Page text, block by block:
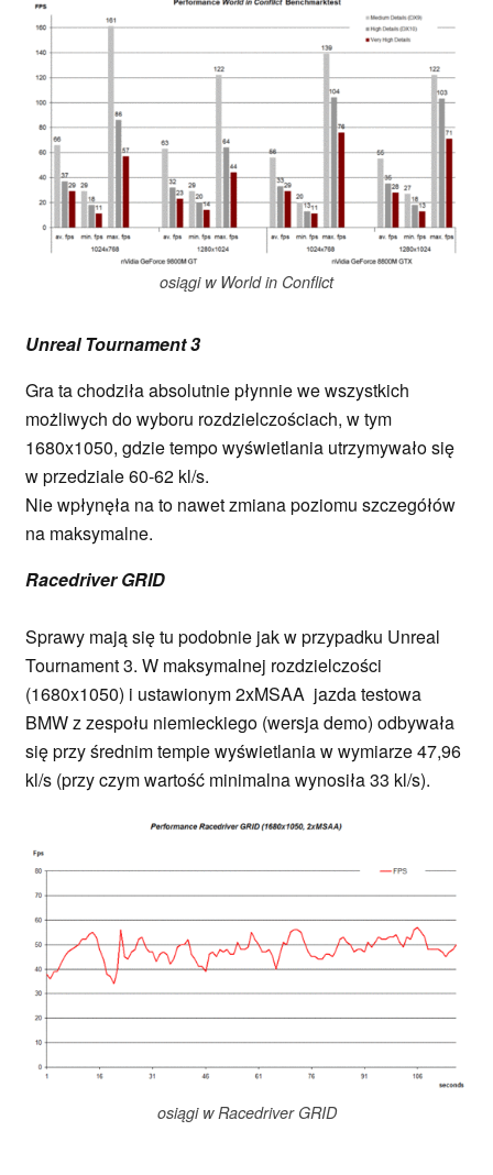
osiągi w World in Conflict
Unreal Tournament 3
Gra ta chodziła absolutnie płynnie we wszystkich
możliwych do wyboru rozdzielczościach, w tym
1680x1050, gdzie tempo wyświetlania utrzymywało się
w przedziale 60-62 kl/s.
Nie wpłynęła na to nawet zmiana poziomu szczegółów
na maksymalne.
Racedriver GRID
Sprawy mają się tu podobnie jak w przypadku Unreal
Tournament 3. W maksymalnej rozdzielczości
(1680x1050) i ustawionym 2xMSAA jazda testowa
BMW z zespołu niemieckiego (wersja demo) odbywała
się przy średnim tempie wyświetlania w wymiarze 47,96
kl/s (przy czym wartość minimalna wynosiła 33 kl/s).
osiągi w Racedriver GRID